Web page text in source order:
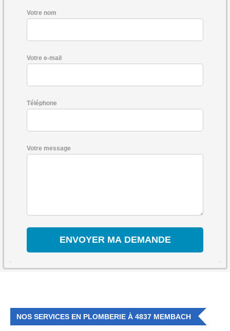
Votre nom
Votre e-mail
Téléphone
Votre message
NOS SERVICES EN PLOMBERIE À 4837 MEMBACH